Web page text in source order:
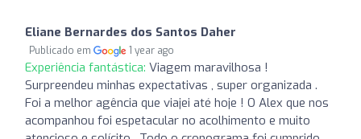
Eliane Bernardes dos Santos Daher
Publicado em 1 year ago
Experiência fantástica: Viagem maravilhosa !
Surpreendeu minhas expectativas , super organizada .
Foi a melhor agência que viajei até hoje ! O Alex que nos
acompanhou foi espetacular no acolhimento e muito